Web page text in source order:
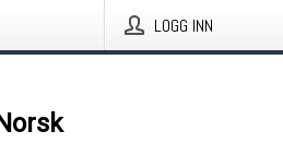
LOGG INN